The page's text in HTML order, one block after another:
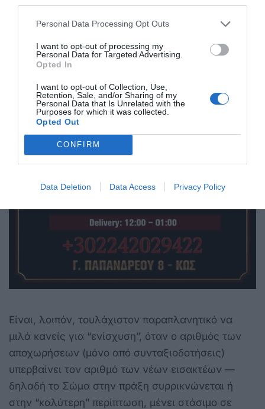
Personal Data Processing Opt Outs
I want to opt-out of processing my
Personal Data for Targeted Advertising.
Opted In
I want to opt-out of Collection, Use,
Retention, Sale, and/or Sharing of my
Personal Data that Is Unrelated with the
Purposes for which it was collected.
Opted Out
CONFIRM
Data Deletion Data Access Privacy Policy
Είναι, λοιπόν, τουλάχιστον παραπλανητικό να
μιλά κανείς για “ενίσχυση”, όταν ο αριθμός των
αποχωρήσεων (μόνο από συνταξιοδοτήσεις)
υπερβαίνει τον αριθμό των νέων εισακτέων —
δηλαδή το Σώμα στην πράξη συρρικνώνεται ή
στην “καλύτερη” περίπτωση, μένει στάσιμο σε